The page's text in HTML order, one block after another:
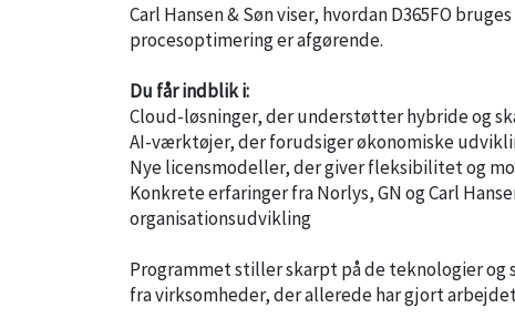
Carl Hansen & Søn viser, hvordan D365FO
procesoptimering er afgørende.
Du får indblik i:
Cloud-løsninger, der understøtter hybride og
AI-værktøjer, der forudsiger økonomiske
Nye licensmodeller, der giver fleksibilitet og
Konkrete erfaringer fra Norlys, GN og Carl
organisationsudvikling
Programmet stiller skarpt på de teknologier
fra virksomheder, der allerede har gjort